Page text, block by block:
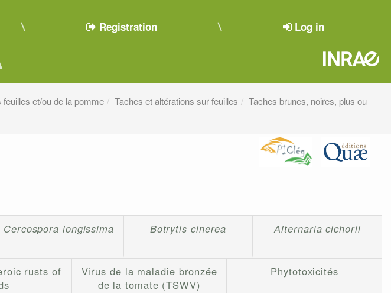
Registration Log in
et/ou de la pomme Taches et altérations sur feuilles
Taches brunes, noires, plus ou
Cercospora longissima Botrytis cinerea Alternaria cichorii
rusts of
Virus de la maladie bronzée
de la tomate (TSWV)
Phytotoxicités